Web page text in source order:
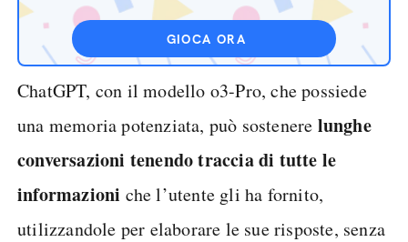
GIOCA ORA
ChatGPT, con il modello o3-Pro, che possiede
una memoria potenziata, può sostenere lunghe
conversazioni tenendo traccia di tutte le
informazioni che l’utente gli ha fornito,
utilizzandole per elaborare le sue risposte, senza